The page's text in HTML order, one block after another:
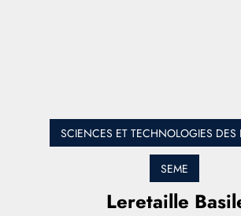
SCIENCES ET TECHNOLOGIES DES
SEME
Leretaille